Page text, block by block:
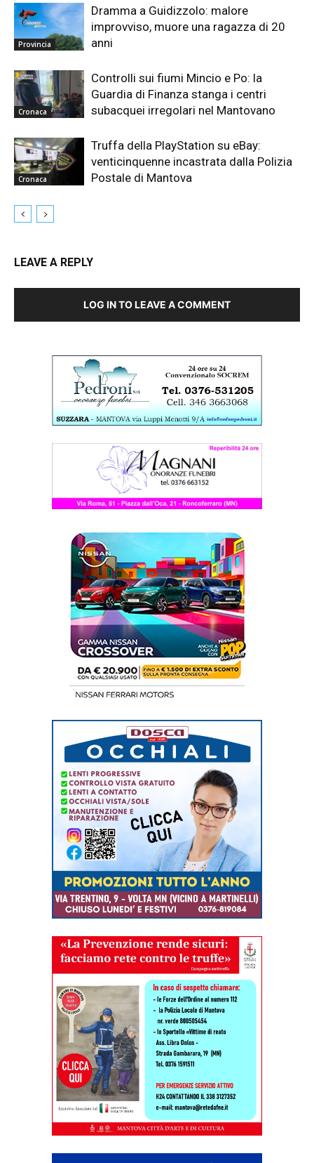
Provincia
Dramma a Guidizzolo: malore
improvviso, muore una ragazza di 20
anni
Cronaca
Controlli sui fiumi Mincio e Po: la
Guardia di Finanza stanga i centri
subacquei irregolari nel Mantovano
Cronaca
Truffa della PlayStation su eBay:
venticinquenne incastrata dalla Polizia
Postale di Mantova
LEAVE A REPLY
LOG IN TO LEAVE A COMMENT